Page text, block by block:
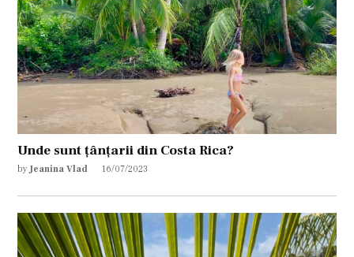
Unde sunt țânțarii din Costa Rica?
by Jeanina Vlad 16/07/2023